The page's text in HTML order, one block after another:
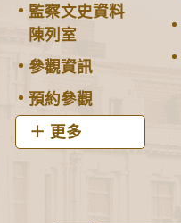
監察文史資料
陳列室
參觀資訊
預約參觀
更多